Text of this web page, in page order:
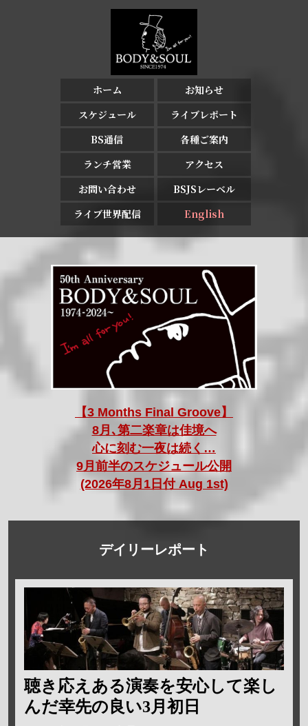
ホーム
お知らせ
スケジュール
ライブレポート
BS通信
各種ご案内
ランチ営業
アクセス
お問い合わせ
BSJSレーベル
ライブ世界配信
English
【3 Months Final Groove】
8月､第二楽章は佳境へ
心に刻む一夜は続く…
9月前半のスケジュール公開
(2026年8月1日付 Aug 1st)
デイリーレポート
聴き応えある演奏を安心して楽し
んだ幸先の良い3月初日